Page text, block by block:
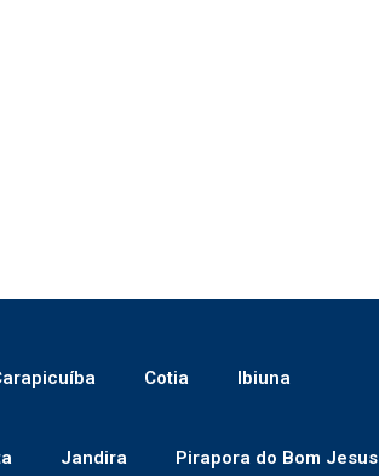
Cotia Ibiuna
Jandira Pirapora do Bom Jesus